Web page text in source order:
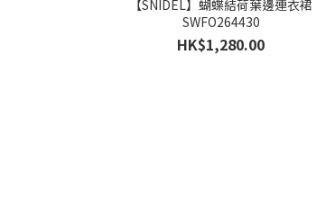
【SNIDEL】蝴蝶結荷葉邊連衣裙
SWFO264430
HK$1,280.00